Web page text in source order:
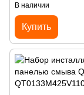
В наличии
Купить